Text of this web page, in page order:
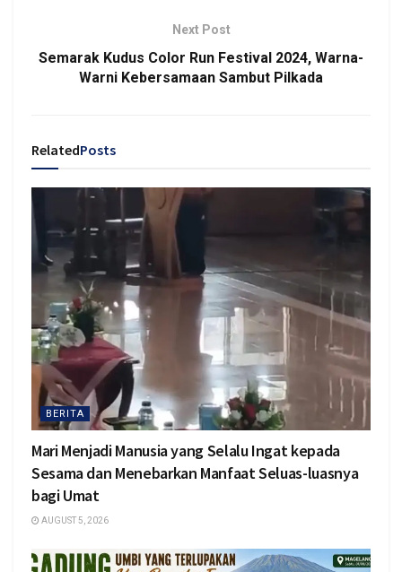
Next Post
Semarak Kudus Color Run Festival 2024, Warna-
Warni Kebersamaan Sambut Pilkada
RelatedPosts
BERITA
Mari Menjadi Manusia yang Selalu Ingat kepada
Sesama dan Menebarkan Manfaat Seluas-luasnya
bagi Umat
AUGUST 5, 2026